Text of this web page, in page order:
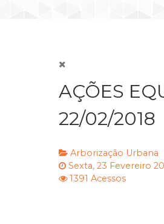
AÇÕES
22/02/2018
Arborização Urbana
Sexta, 23 Fevereiro
1391 Acessos